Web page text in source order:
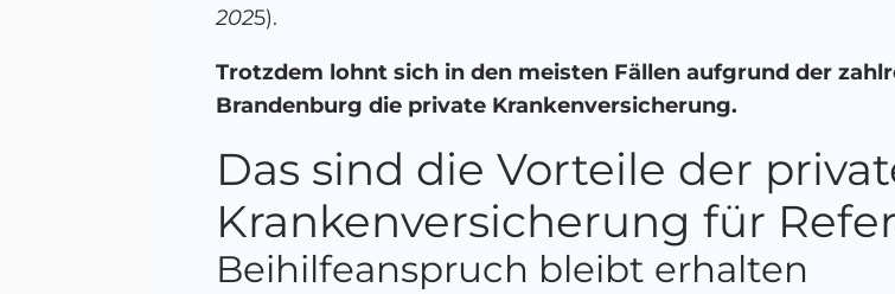
2025).
Trotzdem lohnt sich in den meisten Fällen aufgrund der
Brandenburg die private Krankenversicherung.
Das sind die Vorteile der
Krankenversicherung für
Beihilfeanspruch bleibt erhalten